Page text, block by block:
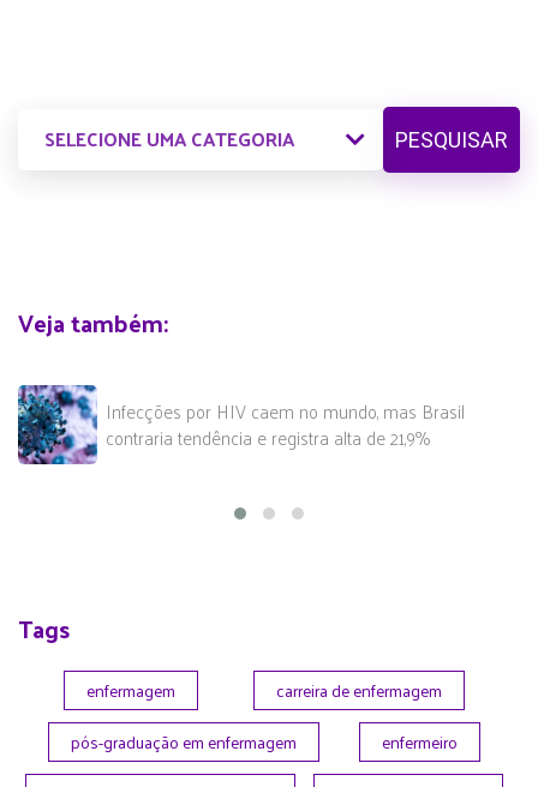
PESQUISAR
Veja também:
Infecções por HIV caem no mundo, mas Brasil
contraria tendência e registra alta de 21,9%
Tags
enfermagem
carreira de enfermagem
pós-graduação em enfermagem
enfermeiro